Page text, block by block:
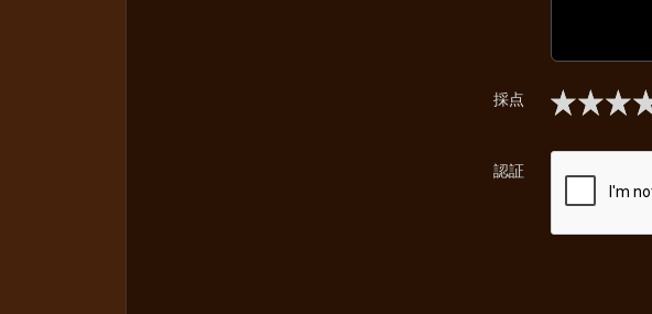
採点
認証